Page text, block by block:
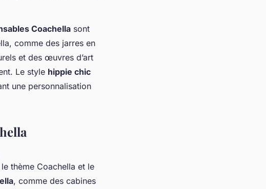
Coachella sont
comme des jarres en
et des œuvres d’art
Le style hippie chic
une personnalisation
thème Coachella et le
, comme des cabines